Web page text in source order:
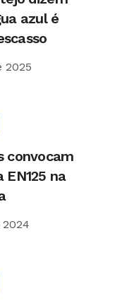
azul é
2025
convocam
na